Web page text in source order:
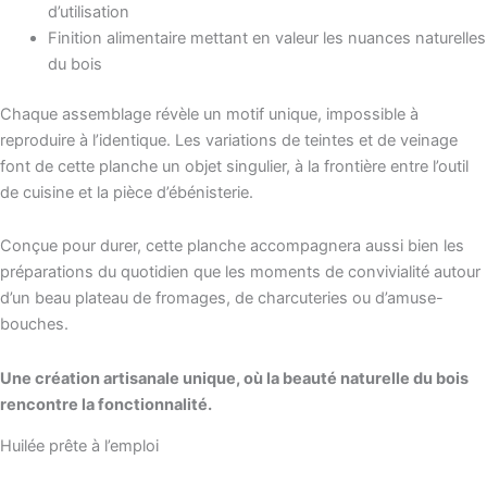
d’utilisation
Finition alimentaire mettant en valeur les nuances naturelles
du bois
Chaque assemblage révèle un motif unique, impossible à
reproduire à l’identique. Les variations de teintes et de veinage
font de cette planche un objet singulier, à la frontière entre l’outil
de cuisine et la pièce d’ébénisterie.
Conçue pour durer, cette planche accompagnera aussi bien les
préparations du quotidien que les moments de convivialité autour
d’un beau plateau de fromages, de charcuteries ou d’amuse-
bouches.
Une création artisanale unique, où la beauté naturelle du bois
rencontre la fonctionnalité.
Huilée prête à l’emploi